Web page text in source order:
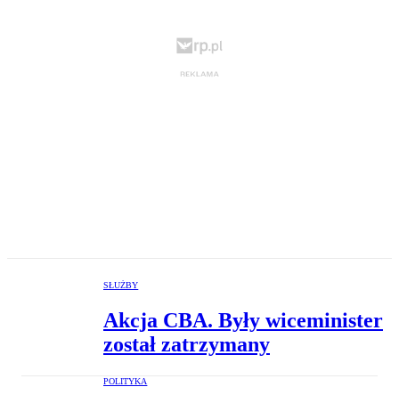
SŁUŻBY
Akcja CBA. Były wiceminister
został zatrzymany
POLITYKA